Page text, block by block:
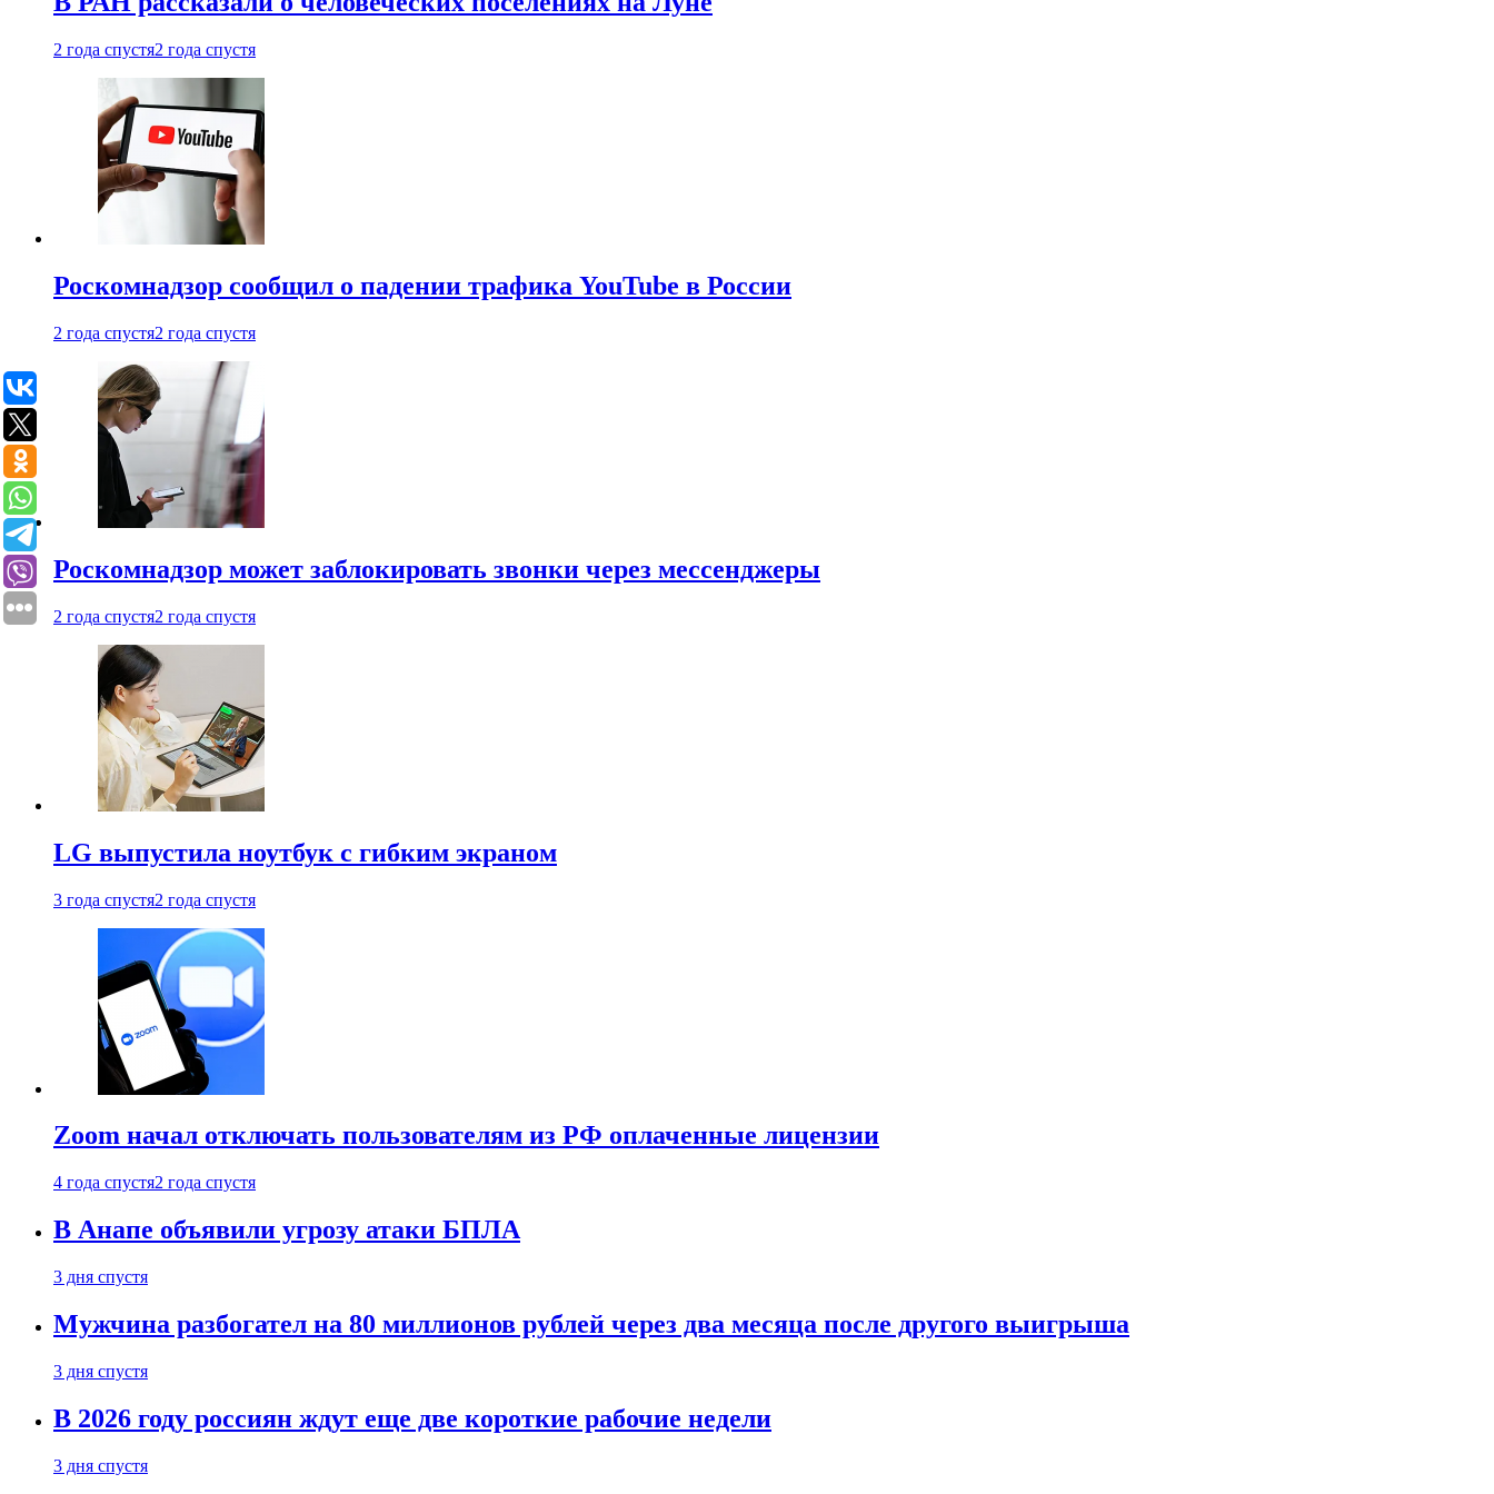
2 года спустя2 года спустя
Роскомнадзор сообщил о падении трафика YouTube в России
2 года спустя2 года спустя
Роскомнадзор может заблокировать звонки через мессенджеры
2 года спустя2 года спустя
LG выпустила ноутбук с гибким экраном
3 года спустя2 года спустя
Zoom начал отключать пользователям из РФ оплаченные лицензии
4 года спустя2 года спустя
В Анапе объявили угрозу атаки БПЛА
3 дня спустя
Мужчина разбогател на 80 миллионов рублей через два месяца после другого выигрыша
3 дня спустя
В 2026 году россиян ждут еще две короткие рабочие недели
3 дня спустя